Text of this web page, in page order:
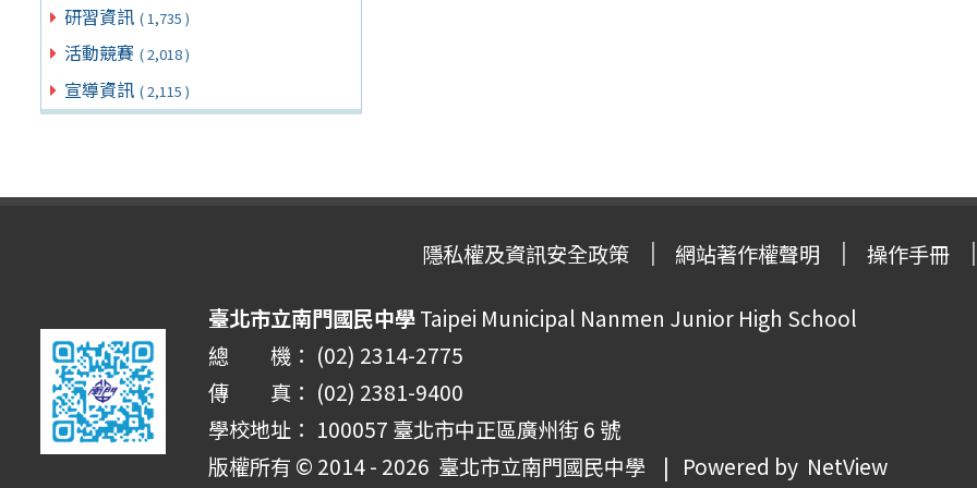
研習資訊 ( 1,735 )
活動競賽 ( 2,018 )
宣導資訊 ( 2,115 )
隱私權及資訊安全政策 網站著作權聲明 操作手冊
臺北市立南門國民中學Taipei Municipal Nanmen Junior High School
總 機： (02) 2314-2775
傳 真： (02) 2381-9400
學校地址： 100057 臺北市中正區廣州街 6 號
版權所有 © 2014 - 2026 臺北市立南門國民中學 | Powered by NetView